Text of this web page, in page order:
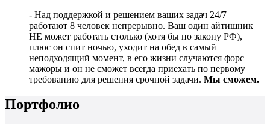
- Над поддержкой и решением ваших задач 24/7
работают 8 человек непрерывно. Ваш один айтишник
НЕ может работать столько (хотя бы по закону РФ),
плюс он спит ночью, уходит на обед в самый
неподходящий момент, в его жизни случаются форс
мажоры и он не сможет всегда приехать по первому
требованию для решения срочной задачи. Мы сможем.
Портфолио